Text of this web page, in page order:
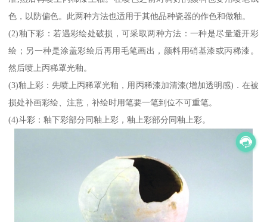
色，以防偏色。此两种方法也适用于其他品种瓷器的作色和做釉。
(2)釉下彩：若遇彩绘处破损，可采取两种方法：一种是尽量避开彩
绘；另一种是涂盖彩绘后再用毛笔画出，颜料用硝基漆或丙稀漆。
然后喷上丙稀罩光釉。
(3)釉上彩：先喷上丙稀罩光釉，用丙稀漆加清漆(增加透明感)．在被
损处补画彩绘、注意，补绘时用笔要一笔到位不可重笔。
(4)斗彩：釉下彩部分同釉上彩，釉上彩部分同釉上彩。